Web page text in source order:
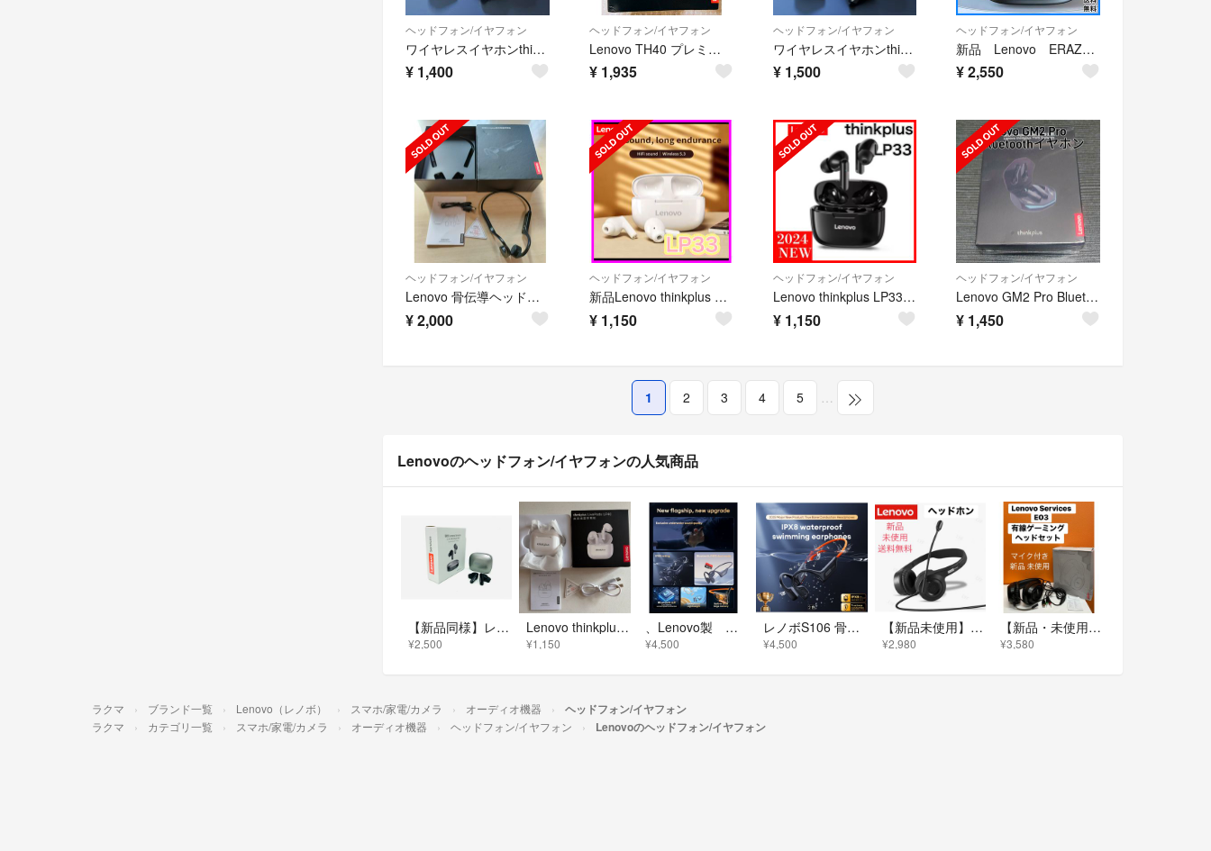
ヘッドフォン/イヤフォン
ワイヤレスイヤホンthinkplus live pods GM2pro ホワイト
¥ 1,400
ヘッドフォン/イヤフォン
Lenovo TH40 プレミアムワイヤレスヘッドフォン
¥ 1,935
ヘッドフォン/イヤフォン
ワイヤレスイヤホンthinkplus live pods GM2 proブラック
¥ 1,500
ヘッドフォン/イヤフォン
新品 Lenovo ERAZER ワイヤレスイヤホン ブラック
¥2,550
ヘッドフォン/イヤフォン
Lenovo 骨伝導ヘッドフォン X4 防水 Bluetooth
¥2,000
ヘッドフォン/イヤフォン
新品Lenovo thinkplus LP33 Bluetoothイヤホン
¥ 1,150
ヘッドフォン/イヤフォン
Lenovo thinkplus LP33 Bluetoothイヤホン
¥ 1,150
ヘッドフォン/イヤフォン
Lenovo GM2 Pro Bluetoothイヤホン ブルートゥースイヤホン
¥ 1,450
1 2 3 4 5 …
Lenovoのヘッドフォン/イヤフォンの人気商品
【新品同様】レノボ『LE209』ワイヤレスヘッドセット／インイヤーイヤホン
¥2,500
Lenovo thinkplus LivePods LP40 本体
¥1,150
、Lenovo製 骨伝導ワイヤレスヘッドホンS106
¥4,500
レノボS106 骨伝導イヤホン IPX8
¥4,500
【新品未使用】Lenovo Services オーバーイヤーヘッドホン 黒
¥2,980
【新品・未使用】Lenovo 有線 ゲーミングヘッドセット E03 マイク付き PC用
¥3,580
ラクマ ブランド一覧 Lenovo（レノボ） スマホ/家電/カメラ オーディオ機器 ヘッドフォン/イヤフォン
ラクマ カテゴリ一覧 スマホ/家電/カメラ オーディオ機器 ヘッドフォン/イヤフォン Lenovoのヘッドフォン/イヤフォン